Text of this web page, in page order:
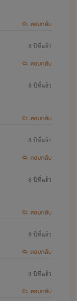
ตอบกลับ
8 ปีที่แล้ว
ตอบกลับ
8 ปีที่แล้ว
ตอบกลับ
8 ปีที่แล้ว
ตอบกลับ
8 ปีที่แล้ว
ตอบกลับ
9 ปีที่แล้ว
ตอบกลับ
9 ปีที่แล้ว
ตอบกลับ